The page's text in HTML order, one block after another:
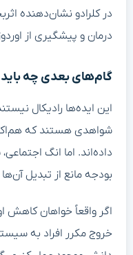
در کلرادو نشان‌دهنده
درمان و پیشگیری از
گام‌های بعدی چه
این ایده‌ها رادیکال
شواهدی هستند که
داده‌اند. اما انگ
بودجه مانع از تبدیل
اگر واقعاً خواهان کاهش
خروج مکرر افراد به